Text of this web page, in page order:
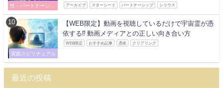
性・パートナーシッ
アーカイブ スターシード パートナーシップ シリウス
実践スピリチュアル
【WEB限定】動画を視聴しているだけで宇宙霊が憑
依する⁉ 動画メディアとの正しい向き合い方
WEB限定 おすすめ記事 憑依 クリアリング
最近の投稿